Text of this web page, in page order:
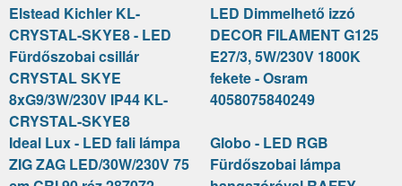
Elstead Kichler KL-
CRYSTAL-SKYE8 - LED
Fürdőszobai csillár
CRYSTAL SKYE
8xG9/3W/230V IP44 KL-
CRYSTAL-SKYE8
LED Dimmelhető izzó
DECOR FILAMENT G125
E27/3, 5W/230V 1800K
fekete - Osram
4058075840249
Ideal Lux - LED fali lámpa
ZIG ZAG LED/30W/230V 75
Globo - LED RGB
Fürdőszobai lámpa